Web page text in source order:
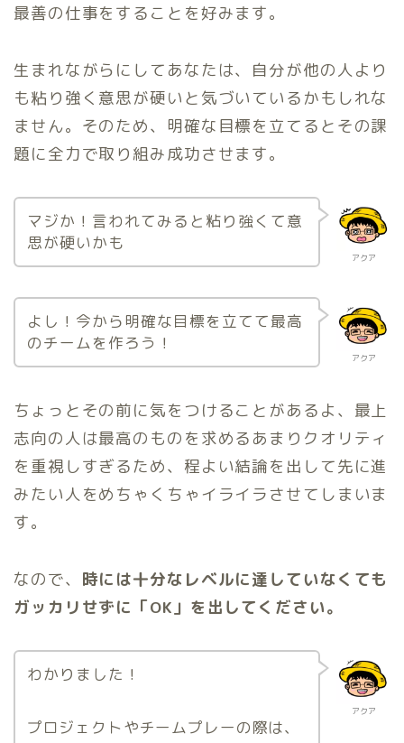
最善の仕事をすることを好みます。
生まれながらにしてあなたは、自分が他の人より
も粘り強く意思が硬いと気づいているかもしれな
ません。そのため、明確な目標を立てるとその課
題に全力で取り組み成功させます。
アクア
マジか！言われてみると粘り強くて意
思が硬いかも
アクア
よし！今から明確な目標を立てて最高
のチームを作ろう！
ちょっとその前に気をつけることがあるよ、最上
志向の人は最高のものを求めるあまりクオリティ
を重視しすぎるため、程よい結論を出して先に進
みたい人をめちゃくちゃイライラさせてしまいま
す。
なので、 時には十分なレベルに達していなくても
ガッカリせずに「OK」を出してください。
アクア
わかりました！
プロジェクトやチームプレーの際は、